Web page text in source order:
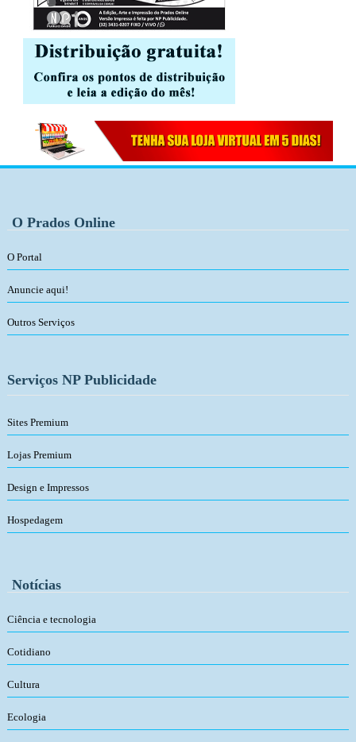
O Prados Online
O Portal
Anuncie aqui!
Outros Serviços
Serviços NP Publicidade
Sites Premium
Lojas Premium
Design e Impressos
Hospedagem
Notícias
Ciência e tecnologia
Cotidiano
Cultura
Ecologia